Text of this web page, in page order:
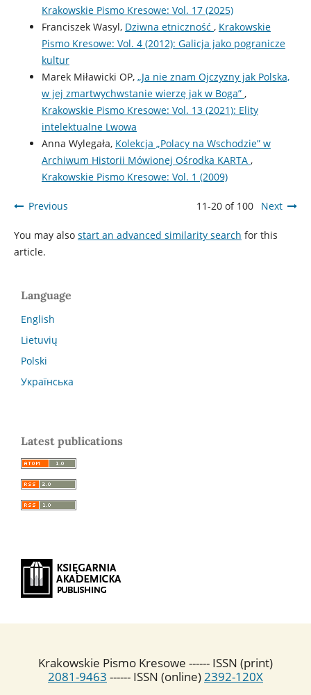
Krakowskie Pismo Kresowe: Vol. 17 (2025)
Franciszek Wasyl, Dziwna etniczność , Krakowskie
Pismo Kresowe: Vol. 4 (2012): Galicja jako pogranicze
kultur
Marek Miławicki OP, „Ja nie znam Ojczyzny jak Polska,
w jej zmartwychwstanie wierzę jak w Boga” ,
Krakowskie Pismo Kresowe: Vol. 13 (2021): Elity
intelektualne Lwowa
Anna Wylegała, Kolekcja „Polacy na Wschodzie” w
Archiwum Historii Mówionej Ośrodka KARTA ,
Krakowskie Pismo Kresowe: Vol. 1 (2009)
Previous 11-20 of 100 Next
You may also start an advanced similarity search for this
article.
Language
English
Lietuvių
Polski
Українська
Latest publications
Krakowskie Pismo Kresowe ------ ISSN (print)
2081-9463 ------ ISSN (online) 2392-120X